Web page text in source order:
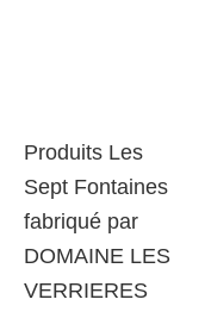
Produits Les
Sept Fontaines
fabriqué par
DOMAINE LES
VERRIERES